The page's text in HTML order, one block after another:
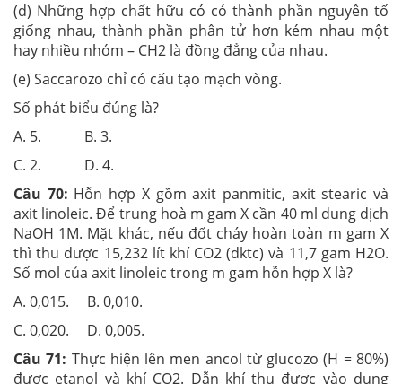
(d) Những hợp chất hữu có có thành phần nguyên tố
giống nhau, thành phần phân tử hơn kém nhau một
hay nhiều nhóm – CH2 là đồng đẳng của nhau.
(e) Saccarozo chỉ có cấu tạo mạch vòng.
Số phát biểu đúng là?
A. 5. B. 3.
C. 2. D. 4.
Câu 70: Hỗn hợp X gồm axit panmitic, axit stearic và
axit linoleic. Để trung hoà m gam X cần 40 ml dung dịch
NaOH 1M. Mặt khác, nếu đốt cháy hoàn toàn m gam X
thì thu được 15,232 lít khí CO2 (đktc) và 11,7 gam H2O.
Số mol của axit linoleic trong m gam hỗn hợp X là?
A. 0,015. B. 0,010.
C. 0,020. D. 0,005.
Câu 71: Thực hiện lên men ancol từ glucozo (H = 80%)
được etanol và khí CO2. Dẫn khí thu được vào dung